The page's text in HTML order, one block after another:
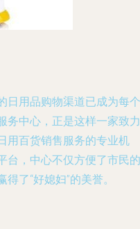
日用品购物渠道已成为每个
务中心，正是这样一家致力
用百货销售服务的专业机
台，中心不仅方便了市民的
了“好媳妇”的美誉。